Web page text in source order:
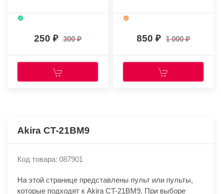
250 300 850 1 000
Akira CT-21BM9
Код товара: 087901
На этой странице представлены пульт или пульты,
которые подходят к Akira CT-21BM9. При выборе